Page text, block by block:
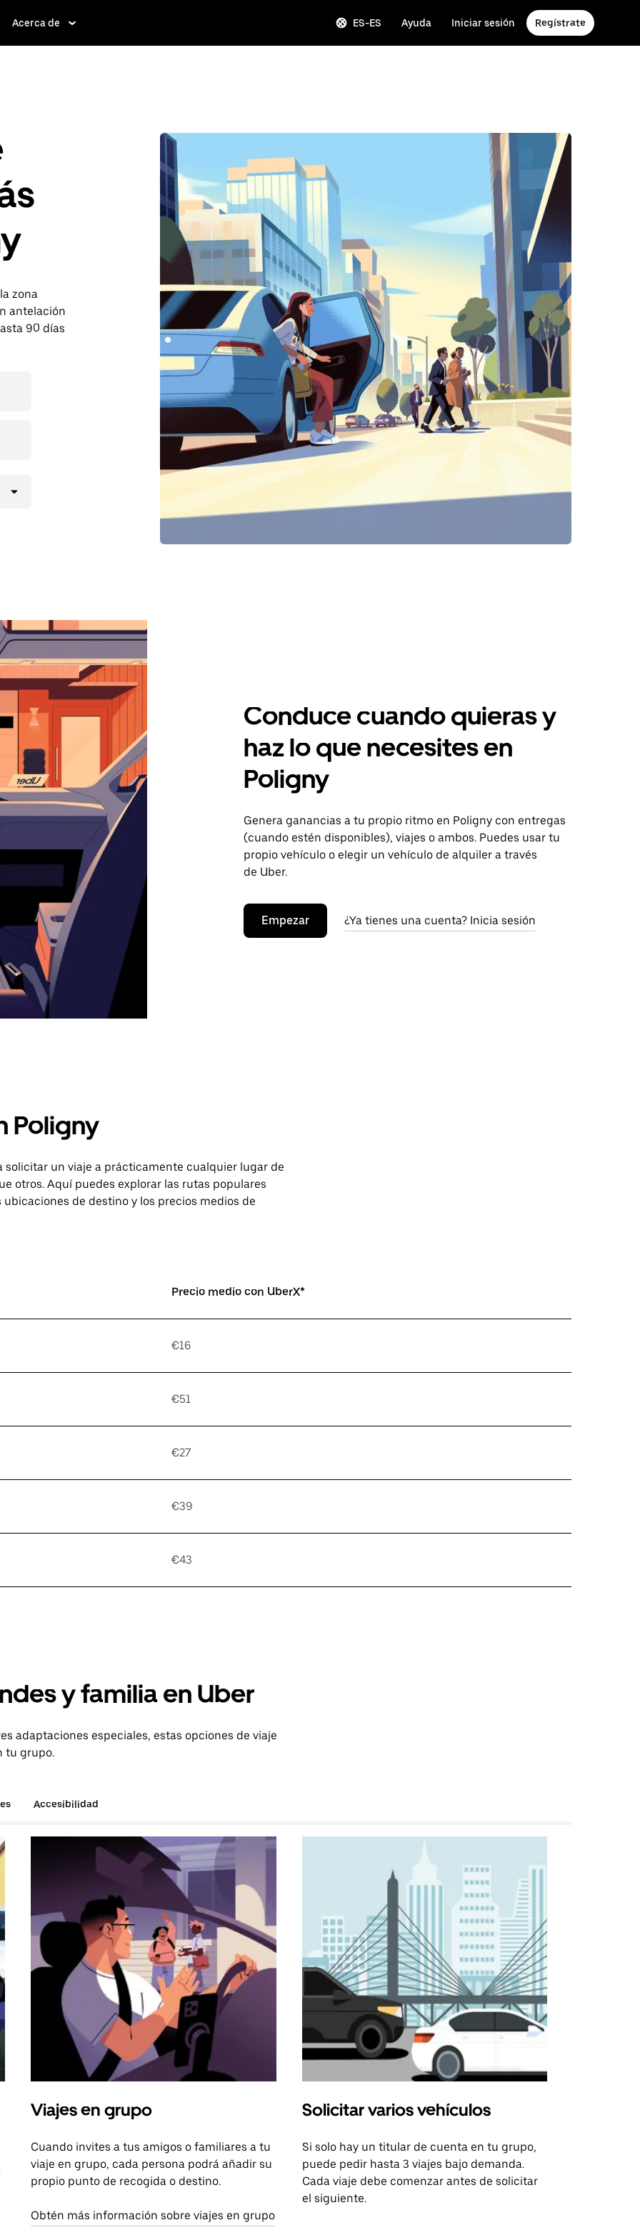
Acerca de ES-ES Ayuda Iniciar sesión Regístrate
zona
antelación
90 días
Conduce cuando quieras y
haz lo que necesites en
Poligny
Genera ganancias a tu propio ritmo en Poligny con entregas
(cuando estén disponibles), viajes o ambos. Puedes usar tu
propio vehículo o elegir un vehículo de alquiler a través
de Uber.
Empezar ¿Ya tienes una cuenta? Inicia sesión
Poligny
un viaje a prácticamente cualquier lugar de
otros. Aquí puedes explorar las rutas populares
de destino y los precios medios de
Precio medio con UberX*
€16
€51
€27
€39
€43
y familia en Uber
adaptaciones especiales, estas opciones de viaje
tu grupo.
Accesibilidad
Viajes en grupo
Cuando invites a tus amigos o familiares a tu
viaje en grupo, cada persona podrá añadir su
propio punto de recogida o destino.
Obtén más información sobre viajes en grupo
Solicitar varios vehículos
Si solo hay un titular de cuenta en tu grupo,
puede pedir hasta 3 viajes bajo demanda.
Cada viaje debe comenzar antes de solicitar
el siguiente.